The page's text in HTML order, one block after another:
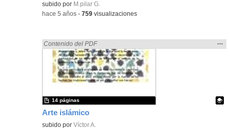
Contenido educativo.
subido por M.pilar G.
-hace 5 años -759 visualizaciones
Arte islámico
Encontrado «rezo» en:
Contenido del PDF
la
…
Contenido educativo.
subido porVíctor A.
14 páginas